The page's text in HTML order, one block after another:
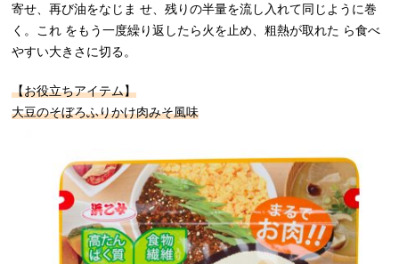
寄せ、再び油をなじま せ、残りの半量を流し入れて同じように巻
く。これ をもう一度繰り返したら火を止め、粗熱が取れた ら食べ
やすい大きさに切る。
【お役立ちアイテム】
大豆のそぼろふりかけ肉みそ風味